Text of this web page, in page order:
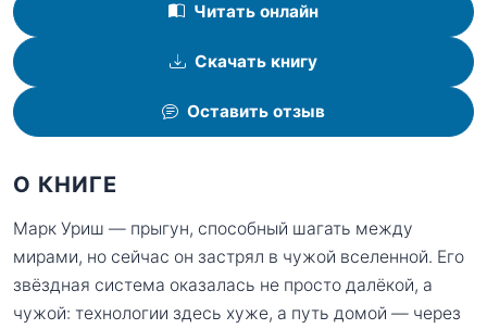
Читать онлайн
Скачать книгу
Оставить отзыв
О КНИГЕ
Марк Уриш — прыгун, способный шагать между
мирами, но сейчас он застрял в чужой вселенной. Его
звёздная система оказалась не просто далёкой, а
чужой: технологии здесь хуже, а путь домой — через